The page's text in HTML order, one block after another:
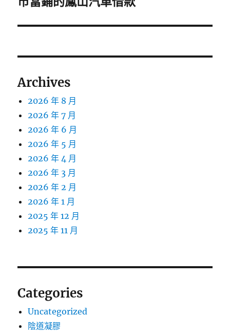
文
Archives
2026 年 8 月
2026 年 7 月
2026 年 6 月
2026 年 5 月
2026 年 4 月
2026 年 3 月
2026 年 2 月
2026 年 1 月
2025 年 12 月
2025 年 11 月
Categories
Uncategorized
陰道凝膠